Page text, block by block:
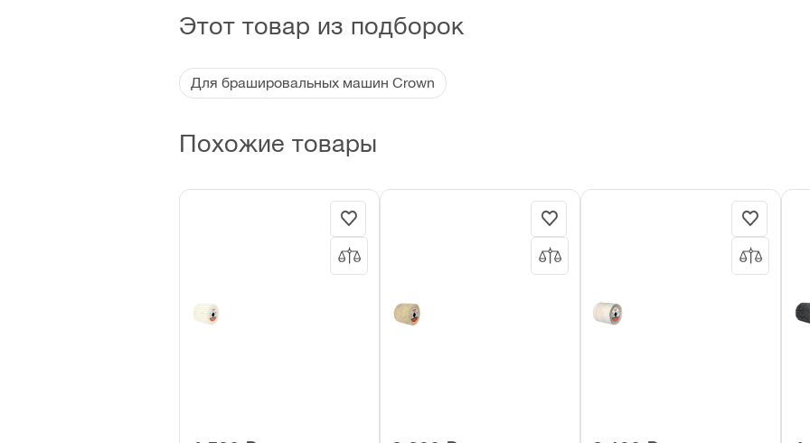
Этот товар из подборок
Для брашировальных машин Crown
Похожие товары